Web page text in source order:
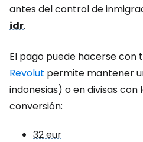
antes del control de
idr.
El pago puede hacerse
Revolut permite mantener
indonesias) o en divisas con
conversión:
32 eur